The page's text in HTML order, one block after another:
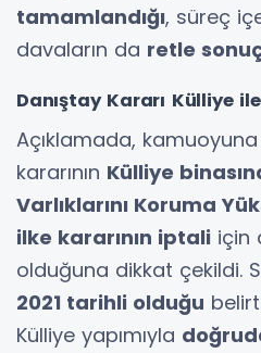
tamamlandığı, süreç
davaların da retle
Danıştay Kararı Külliye
Açıklamada, kamuoyuna
kararının Külliye
Varlıklarını Koruma
ilke kararının iptali için
olduğuna dikkat çekildi.
2021 tarihli olduğu
Külliye yapımıyla